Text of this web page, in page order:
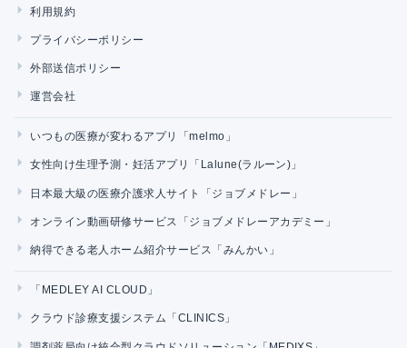
利用規約
プライバシーポリシー
外部送信ポリシー
運営会社
いつもの医療が変わるアプリ「melmo」
女性向け生理予測・妊活アプリ「Lalune(ラルーン)」
日本最大級の医療介護求人サイト「ジョブメドレー」
オンライン動画研修サービス「ジョブメドレーアカデミー」
納得できる老人ホーム紹介サービス「みんかい」
「MEDLEY AI CLOUD」
クラウド診療支援システム「CLINICS」